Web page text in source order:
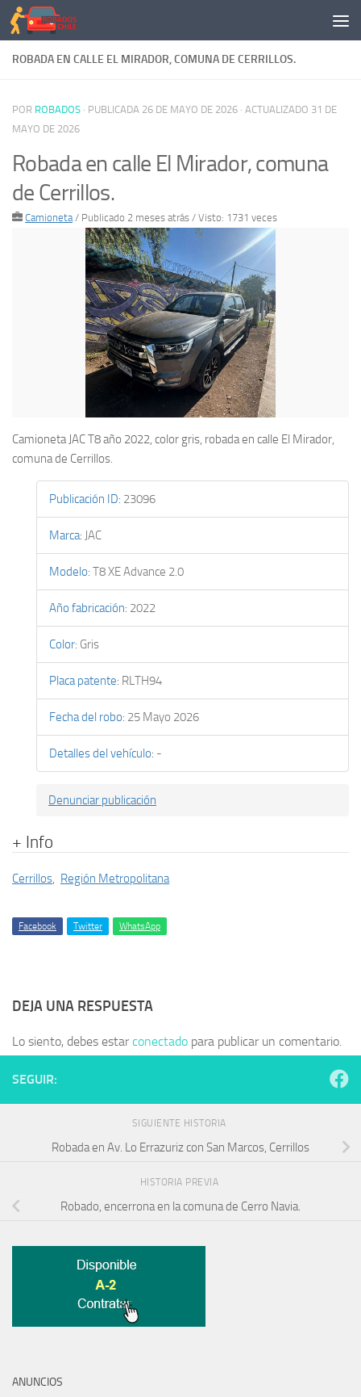
Saltar al contenido
ROBADA EN CALLE EL MIRADOR, COMUNA DE CERRILLOS.
POR ROBADOS · PUBLICADA 26 DE MAYO DE 2026 · ACTUALIZADO 31 DE
MAYO DE 2026
Robada en calle El Mirador, comuna
de Cerrillos.
Camioneta/ Publicado 2 meses atrás / Visto: 1731 veces
Camioneta JAC T8 año 2022, color gris, robada en calle El Mirador,
comuna de Cerrillos.
Publicación ID: 23096
Marca: JAC
Modelo: T8 XE Advance 2.0
Año fabricación: 2022
Color: Gris
Placa patente: RLTH94
Fecha del robo: 25 Mayo 2026
Detalles del vehículo: -
Denunciar publicación
+ Info
Cerrillos, Región Metropolitana
Facebook Twitter WhatsApp
DEJA UNA RESPUESTA
Lo siento, debes estarconectado para publicar un comentario.
SEGUIR:
SIGUIENTE HISTORIA
Robada en Av. Lo Errazuriz con San Marcos, Cerrillos
HISTORIA PREVIA
Robado, encerrona en la comuna de Cerro Navia.
ANUNCIOS